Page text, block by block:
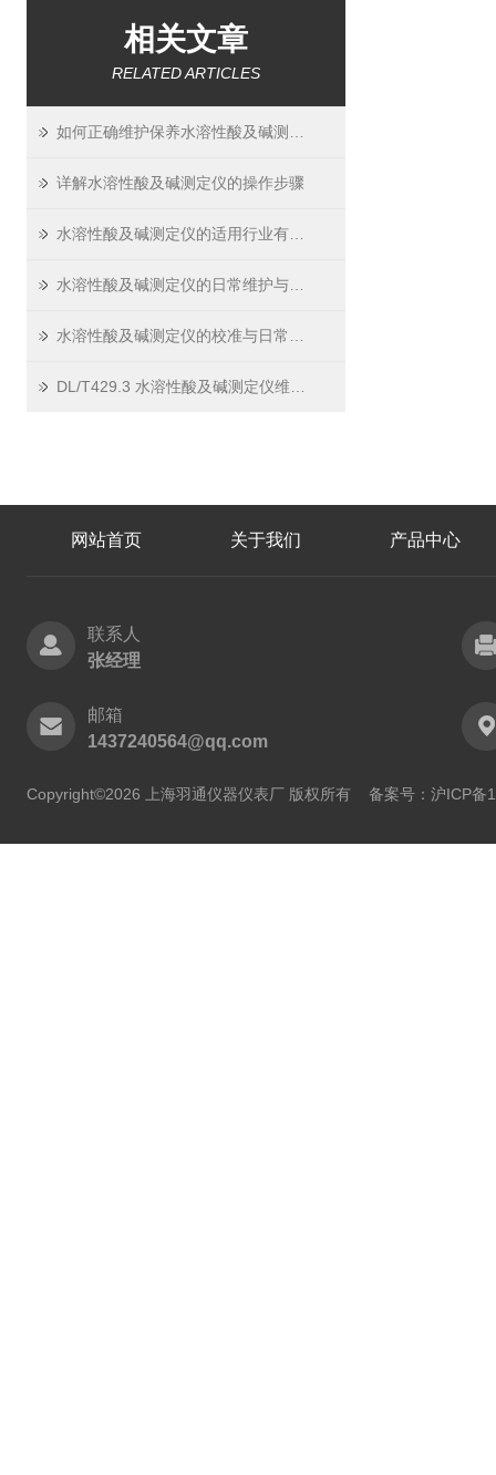
相关文章
RELATED ARTICLES
详解水溶性酸及碱测定仪的操作步骤
网站首页 关于我们 产品中心
联系人
张经理
邮箱
1437240564@qq.com
Copyright©2026 上海羽通仪器仪表厂 版权所有 备案号：沪ICP备